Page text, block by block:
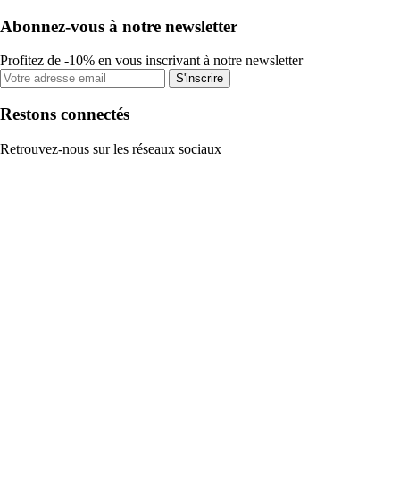
Abonnez-vous à notre newsletter
Profitez de -10% en vous inscrivant à notre newsletter
S'inscrire
Restons connectés
Retrouvez-nous sur les réseaux sociaux